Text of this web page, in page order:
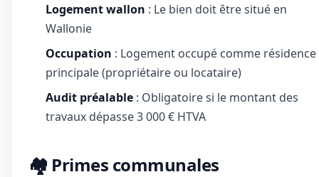
Logement wallon : Le bien doit être situé en
Wallonie
Occupation : Logement occupé comme résidence
principale (propriétaire ou locataire)
Audit préalable : Obligatoire si le montant des
travaux dépasse 3 000 € HTVA
🏘️ Primes communales